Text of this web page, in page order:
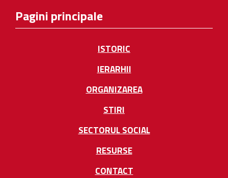
Pagini principale
ISTORIC
IERARHII
ORGANIZAREA
STIRI
SECTORUL SOCIAL
RESURSE
CONTACT